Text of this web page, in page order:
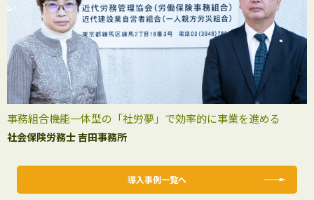
事務組合機能一体型の「社労夢」で効率的に事業を進める
社会保険労務士 吉田事務所
導入事例一覧へ